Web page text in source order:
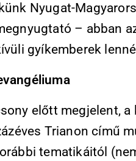
Nyugat-
– abban
gyíkemberek
előtt megjelent,
Trianon című
tematikáitól